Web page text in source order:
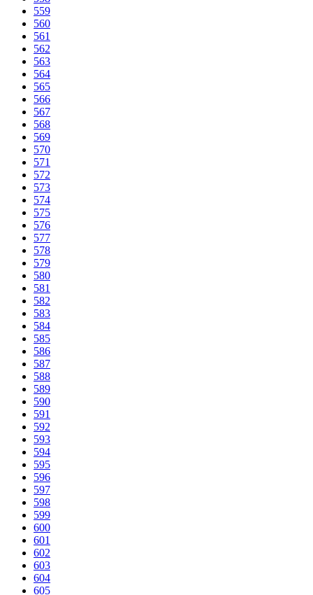
559
560
561
562
563
564
565
566
567
568
569
570
571
572
573
574
575
576
577
578
579
580
581
582
583
584
585
586
587
588
589
590
591
592
593
594
595
596
597
598
599
600
601
602
603
604
605